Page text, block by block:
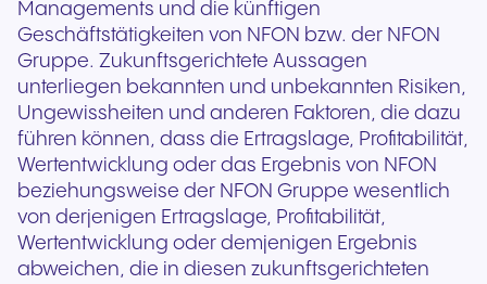
Managements und die künftigen
Geschäftstätigkeiten von NFON bzw. der NFON
Gruppe. Zukunftsgerichtete Aussagen
unterliegen bekannten und unbekannten Risiken,
Ungewissheiten und anderen Faktoren, die dazu
führen können, dass die Ertragslage, Profitabilität,
Wertentwicklung oder das Ergebnis von NFON
beziehungsweise der NFON Gruppe wesentlich
von derjenigen Ertragslage, Profitabilität,
Wertentwicklung oder demjenigen Ergebnis
abweichen, die in diesen zukunftsgerichteten